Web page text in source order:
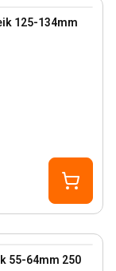
125-134mm
55-64mm 250